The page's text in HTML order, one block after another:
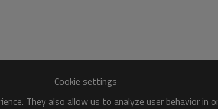
Cookie settings
They also allow us to analyze user behavior